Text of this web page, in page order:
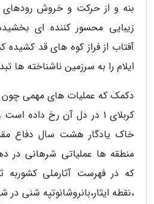
بنه و از حرکت و خروش رودهای
زیبایی محسور کننده ای
آفتاب از فراز کوه های قد کشیده
ایلام را به سرزمین ناشناخته ها
کربلای 1 در دل آن رخ داده
خاک یادگار هشت سال دفاع
منطقه ها عملیاتی شرهانی در
که در فهرست آثارملی
،نقطه ایثار،بانروشانوتپه شنی